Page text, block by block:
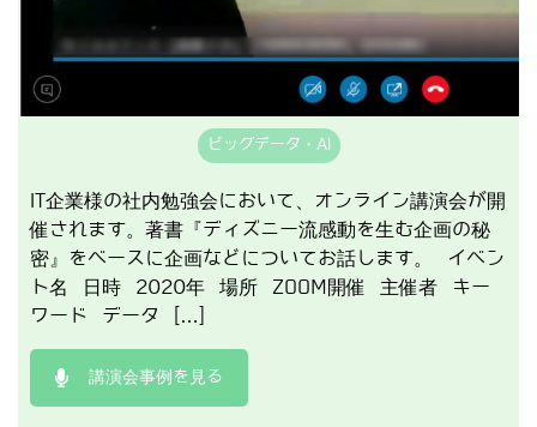
ビッグデータ・AI
IT企業様の社内勉強会において、オンライン講演会が開
催されます。著書『ディズニー流感動を生む企画の秘
密』をベースに企画などについてお話します。 イベン
ト名 日時 2020年 場所 ZOOM開催 主催者 キー
ワード データ […]
講演会事例を見る